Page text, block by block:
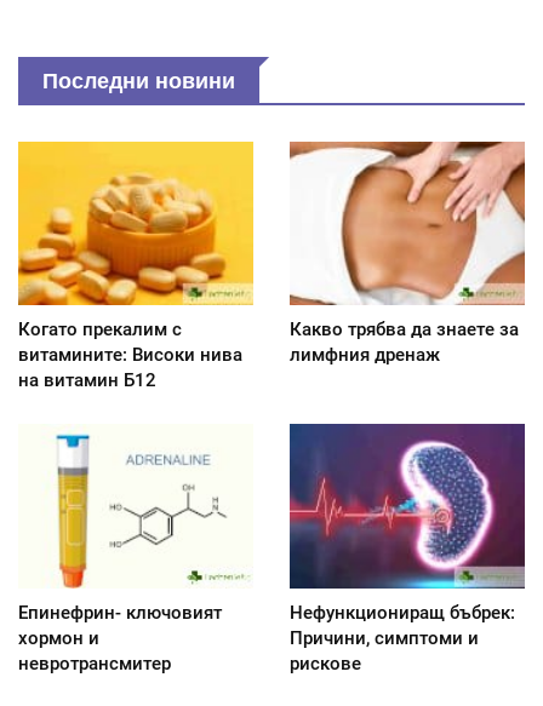
Последни новини
Когато прекалим с
витамините: Високи нива
на витамин Б12
Какво трябва да знаете за
лимфния дренаж
Епинефрин- ключовият
хормон и
невротрансмитер
Нефункциониращ бъбрек:
Причини, симптоми и
рискове